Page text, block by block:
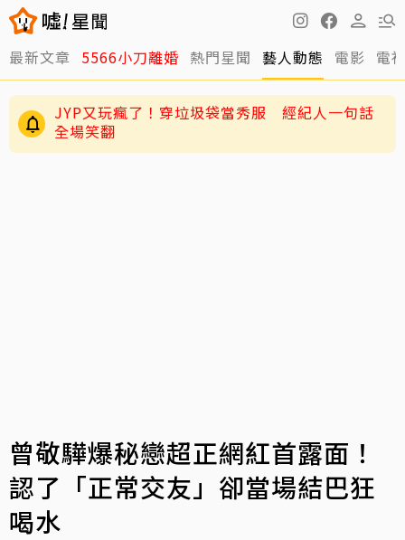
最新文章 5566小刀離婚 熱門星聞 藝人動態 電影 電
周董兒子Romeo變身「小小中醫」！昆凌驚爆8
歲兒會把脈
曾敬驊爆秘戀超正網紅首露面！
認了「正常交友」卻當場結巴狂
喝水